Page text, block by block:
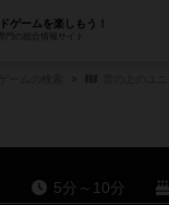
ゲームを楽しもう！
門の総合情報サイト
5分～10分